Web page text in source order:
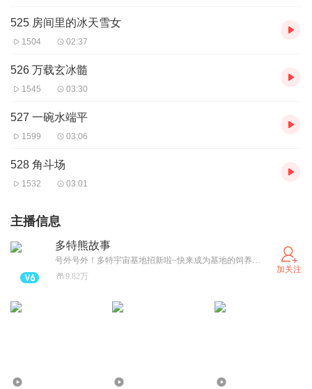
525 房间里的冰天雪女
1504 02:37
526 万载玄冰髓
1545 03:30
527 一碗水端平
1599 03:06
528 角斗场
1532 03:01
主播信息
多特熊故事
号外号外！多特宇宙基地招新啦~快来成为基地的饲养员，投喂多特熊吧！（卫星小红薯同名哦~）
9.82万
加关注